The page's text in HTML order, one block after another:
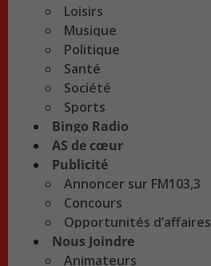
Loisirs
Musique
Politique
Santé
Société
Sports
Bingo Radio
AS de cœur
Publicité
Annoncer sur FM103,3
Concours
Opportunités d’affaires
Nous Joindre
Animateurs